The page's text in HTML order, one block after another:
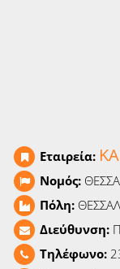
Εταιρεία:
Νομός:
Πόλη:
Διεύθυνση:
Τηλέφωνο: